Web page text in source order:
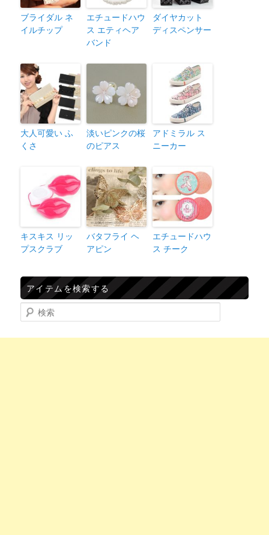
ブライダル ネ
イルチップ
エチュードハウ
ス エティヘア
バンド
ダイヤカット
ディスペンサー
大人可愛い ふ
くさ
淡いピンクの桜
のピアス
アドミラル ス
ニーカー
キスキス リッ
プスクラブ
バタフライ ヘ
アピン
エチュードハウ
ス チーク
アイテムを検索する
検索